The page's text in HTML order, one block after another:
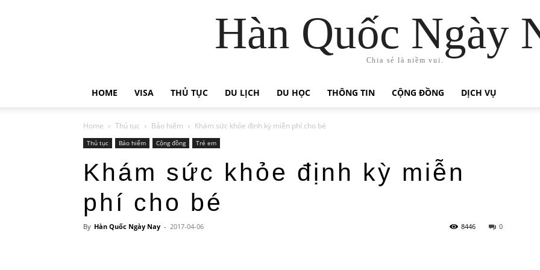
Hàn Quốc Ngày
Chia sẻ là niềm vui.
HOME VISA THỦ TỤC DU LỊCH DU HỌC THÔNG TIN CỘNG ĐỒNG DỊCH VỤ
Home Thủ tục Bảo hiểm Khám sức khỏe định kỳ miễn phí cho bé
Thủ tục Bảo hiểm Cộng đồng Trẻ em
Khám sức khỏe định kỳ miễn
phí cho bé
By Hàn Quốc Ngày Nay - 2017-04-06 0
8446